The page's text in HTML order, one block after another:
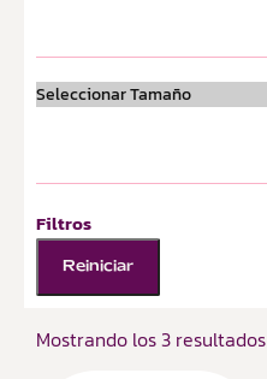
Filtros
Reiniciar
Mostrando los 3 resultados